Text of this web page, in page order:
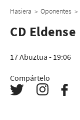
Hasiera > Oponentes >
CD Eldense
17 Abuztua - 19:06
Compártelo